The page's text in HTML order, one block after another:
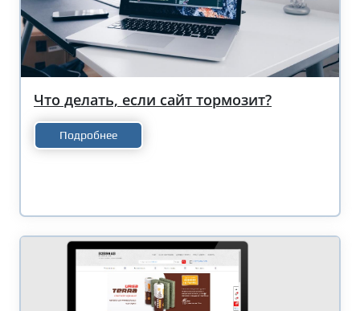
Что делать, если сайт тормозит?
Подробнее